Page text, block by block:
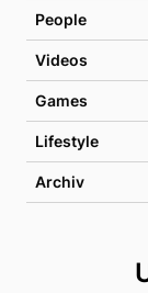
People
Videos
Games
Lifestyle
Archiv